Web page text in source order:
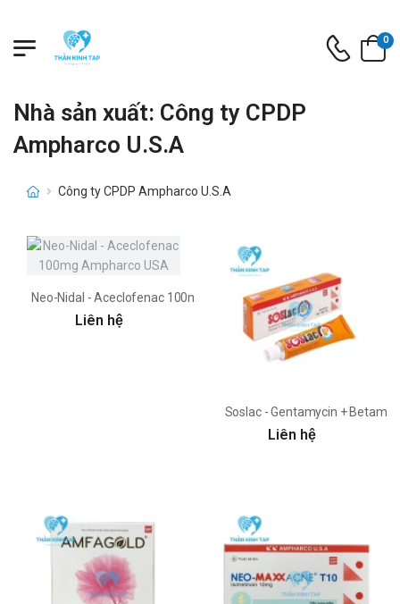
0
Nhà sản xuất: Công ty CPDP
Ampharco U.S.A
Công ty CPDP Ampharco U.S.A
Neo-Nidal - Aceclofenac 100mg Ampharco USA
Liên hệ
Soslac - Gentamycin +
Liên hệ